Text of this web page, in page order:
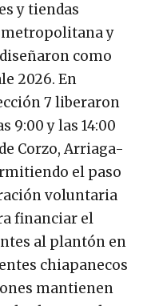
y tiendas
metropolitana y
como
2026. En
7 liberaron
9:00 y las 14:00
Corzo, Arriaga-
el paso
voluntaria
financiar el
al plantón en
chiapanecos
mantienen